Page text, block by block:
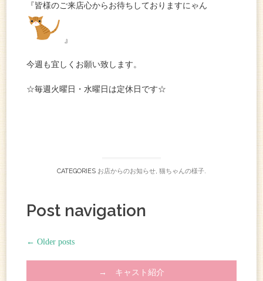
『皆様のご来店心からお待ちしておりますにゃん
』
今週も宜しくお願い致します。
☆毎週火曜日・水曜日は定休日です☆
CATEGORIES お店からのお知らせ, 猫ちゃんの様子.
Post navigation
← Older posts
→ キャスト紹介